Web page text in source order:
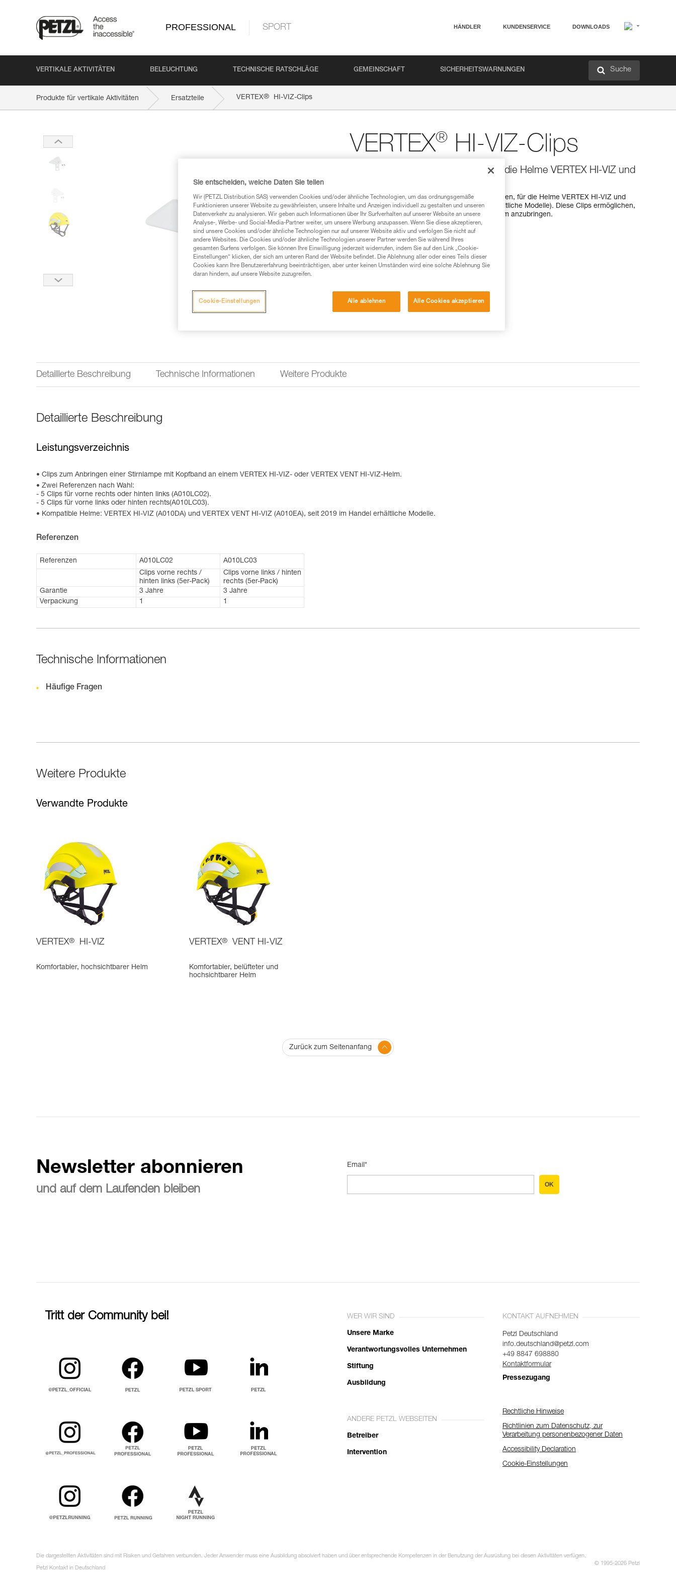
PROFESSIONAL SPORT HÄNDLER KUNDENSERVICE DOWNLOADS
VERTIKALE AKTIVITÄTEN BELEUCHTUNG TECHNISCHE RATSCHLÄGE GEMEINSCHAFT SICHERHEITSWARNUNGEN Suche
Produkte für vertikale Aktivitäten Ersatzteile VERTEX® HI-VIZ-Clips
VERTEX® HI-VIZ-Clips
Phosphoreszierende Ersatzclips für die Helme VERTEX HI-VIZ und
Phosphoreszierende Ersatzclips, vorne oder hinten, für die Helme VERTEX HI-VIZ und
VERTEX VENT HI-VIZ (seit 2019 im Handel erhältliche Modelle). Diese Clips ermöglichen,
eine Stirnlampe mit ihrem Kopfband an dem Helm anzubringen.
Fordern dieses Teil bei Kundenservice
Detaillierte Beschreibung Technische Informationen Weitere Produkte
Detaillierte Beschreibung
Leistungsverzeichnis
Clips zum Anbringen einer Stirnlampe mit Kopfband an einem VERTEX HI-VIZ- oder VERTEX VENT HI-VIZ-Helm.
Zwei Referenzen nach Wahl:
- 5 Clips für vorne rechts oder hinten links (A010LC02).
- 5 Clips für vorne links oder hinten rechts(A010LC03).
Kompatible Helme: VERTEX HI-VIZ (A010DA) und VERTEX VENT HI-VIZ (A010EA), seit 2019 im Handel erhältliche Modelle.
Referenzen
Referenzen A010LC02
A010LC03
Clips vorne rechts /
hinten links (5er-Pack)
Clips vorne links / hinten
rechts (5er-Pack)
Garantie
3 Jahre
3 Jahre
Verpackung
1 1
Technische Informationen
Häufige Fragen
Weitere Produkte
Verwandte Produkte
VERTEX® HI-VIZ
Komfortabler, hochsichtbarer Helm
VERTEX® VENT HI-VIZ
Komfortabler, belüfteter und
hochsichtbarer Helm
Zurück zum Seitenanfang
Newsletter abonnieren
und auf dem Laufenden bleiben
Email*
OK
Tritt der Community bei! WER WIR SIND
Unsere Marke
Verantwortungsvolles Unternehmen
Stiftung
Ausbildung
ANDERE PETZL WEBSEITEN
Betreiber
Intervention
KONTAKT AUFNEHMEN
Petzl Deutschland
info.deutschland@petzl.com
+49 8847 698880
Kontaktformular
Pressezugang
Rechtliche Hinweise
Richtlinien zum Datenschutz, zur
Verarbeitung personenbezogener Daten
Accessibility Declaration
Cookie-Einstellungen
Die dargestellten Aktivitäten sind mit Risiken und Gefahren verbunden. Jeder Anwender muss eine Ausbildung absolviert haben und über entsprechende Kompetenzen in der Benutzung der Ausrüstung bei diesen Aktivitäten verfügen.
Petzl Kontakt in Deutschland
© 1995-2026 Petzl
Sie entscheiden, welche Daten Sie teilen
Wir (PETZL Distribution SAS) verwenden Cookies und/oder ähnliche Technologien, um das ordnungsgemäße
Funktionieren unserer Website zu gewährleisten, unsere Inhalte und Anzeigen individuell zu gestalten und unseren
Datenverkehr zu analysieren. Wir geben auch Informationen über Ihr Surfverhalten auf unserer Website an unsere
Analyse-, Werbe- und Social-Media-Partner weiter, um unsere Werbung anzupassen. Wenn Sie diese akzeptieren,
sind unsere Cookies und/oder ähnliche Technologien nur auf unserer Website aktiv und verfolgen Sie nicht auf
andere Websites. Die Cookies und/oder ähnliche Technologien unserer Partner werden Sie während Ihres
gesamten Surfens verfolgen. Sie können Ihre Einwilligung jederzeit widerrufen, indem Sie auf den Link „Cookie-
Einstellungen“ klicken, der sich am unteren Rand der Website befindet. Die Ablehnung aller oder eines Teils dieser
Cookies kann Ihre Benutzererfahrung beeinträchtigen, aber unter keinen Umständen wird eine solche Ablehnung Sie
daran hindern, auf unsere Website zuzugreifen.
Alle ablehnen Alle Cookies akzeptieren
Cookie-Einstellungen